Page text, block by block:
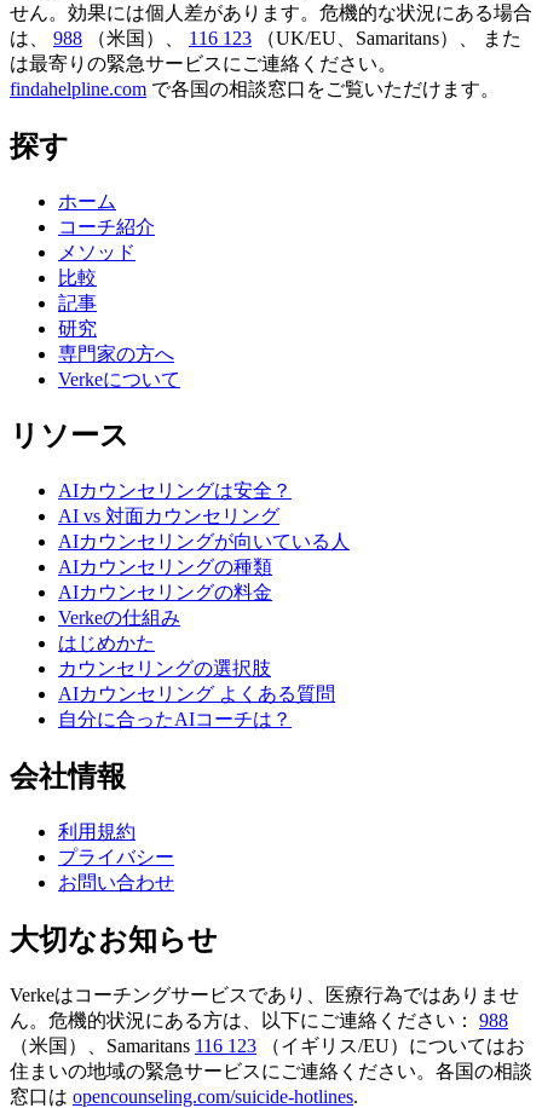
せん。効果には個人差があります。危機的な状況にある場合
は、
988 （米国）、 116 123 （UK/EU、Samaritans）、
また
は最寄りの緊急サービスにご連絡ください。
findahelpline.com で各国の相談窓口をご覧いただけます。
探す
ホーム
コーチ紹介
メソッド
比較
記事
研究
専門家の方へ
Verkeについて
リソース
AIカウンセリングは安全？
AI vs 対面カウンセリング
AIカウンセリングが向いている人
AIカウンセリングの種類
AIカウンセリングの料金
Verkeの仕組み
はじめかた
カウンセリングの選択肢
AIカウンセリング よくある質問
自分に合ったAIコーチは？
会社情報
利用規約
プライバシー
お問い合わせ
大切なお知らせ
Verkeはコーチングサービスであり、医療行為ではありませ
ん。危機的状況にある方は、以下にご連絡ください：
988
（米国）、Samaritans 116 123
（イギリス/EU）についてはお
住まいの地域の緊急サービスにご連絡ください。各国の相談
窓口は opencounseling.com/suicide-hotlines.